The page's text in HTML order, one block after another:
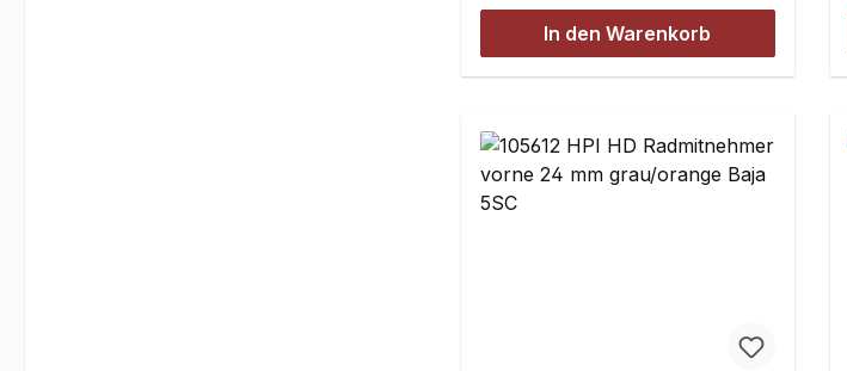
gefertigt aus 7075 Aluminium2
Stück gehärtete Mitnehmerstifte
In den Warenkorb